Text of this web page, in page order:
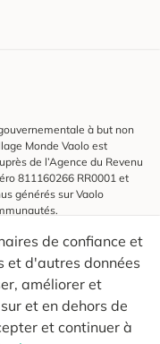
de confiance et
et d'autres données
améliorer et
et en dehors de
et continuer à
à but non
Monde Vaolo est
de l’Agence du Revenu
811160266 RR0001 et
générés sur Vaolo
et recevoir des